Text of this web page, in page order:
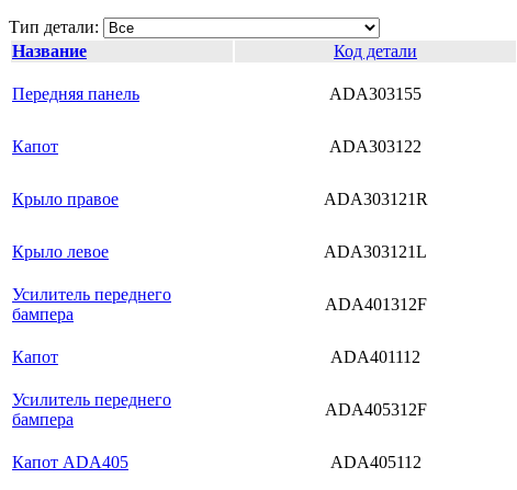
Тип детали:
Название
Код детали
Передняя панель ADA303155
Капот ADA303122
Крыло правое ADA303121R
Крыло левое ADA303121L
Усилитель переднего
бампера
ADA401312F
Капот ADA401112
Усилитель переднего
бампера
ADA405312F
Капот ADA405 ADA405112